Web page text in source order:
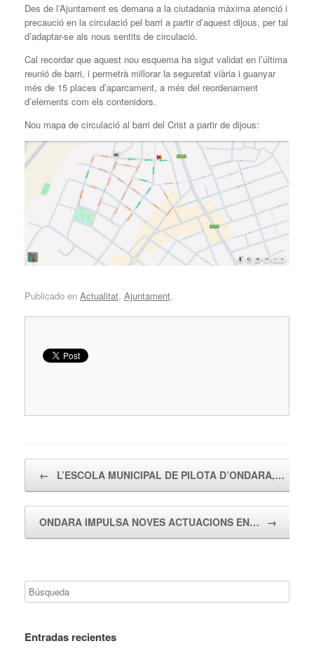
Des de l’Ajuntament es demana a la ciutadania màxima atenció i
precaució en la circulació pel barri a partir d’aquest dijous, per tal
d’adaptar-se als nous sentits de circulació.
Cal recordar que aquest nou esquema ha sigut validat en l’última
reunió de barri, i permetrà millorar la seguretat viària i guanyar
més de 15 places d’aparcament, a més del reordenament
d’elements com els contenidors.
Nou mapa de circulació al barri del Crist a partir de dijous:
Publicado en Actualitat, Ajuntament.
← L’ESCOLA MUNICIPAL DE PILOTA D’ONDARA,…
ONDARA IMPULSA NOVES ACTUACIONS EN… →
Entradas recientes